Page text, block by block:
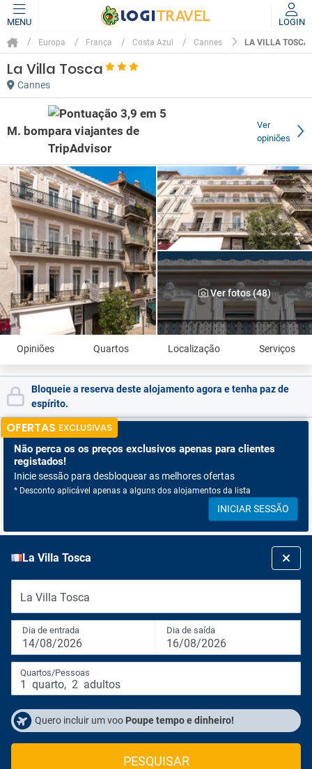
MENU LOGIN
Europa França Costa Azul Cannes LA VILLA TOSCA
La Villa Tosca
Cannes
M. bom
Ver
opiniões
Ver fotos (48)
Opiniões Quartos Localização Serviços
Bloqueie a reserva deste alojamento agora e tenha paz de
espírito.
OFERTAS EXCLUSIVAS
Não perca os os preços exclusivos apenas para clientes
registados!
Inicie sessão para desbloquear as melhores ofertas
* Desconto aplicável apenas a alguns dos alojamentos da lista
INICIAR SESSÃO
La Villa Tosca
La Villa Tosca
Dia de entrada
14/08/2026
Dia de saída
16/08/2026
Quartos/Pessoas
1 quarto, 2 adultos
Quero incluir um voo Poupe tempo e dinheiro!
PESQUISAR